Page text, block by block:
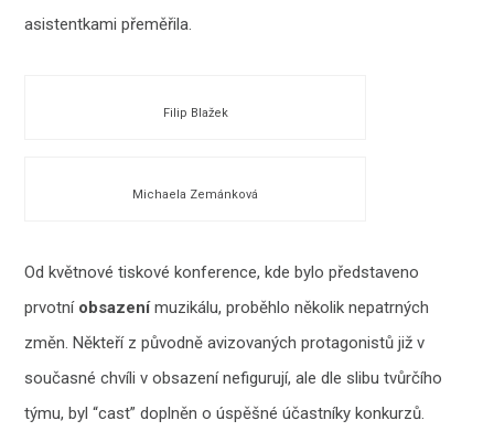
asistentkami přeměřila.
Filip Blažek
Michaela Zemánková
Od květnové tiskové konference, kde bylo představeno
prvotní obsazenímuzikálu, proběhlo několik nepatrných
změn. Někteří z původně avizovaných protagonistů již v
současné chvíli v obsazení nefigurují, ale dle slibu tvůrčího
týmu, byl “cast” doplněn o úspěšné účastníky konkurzů.